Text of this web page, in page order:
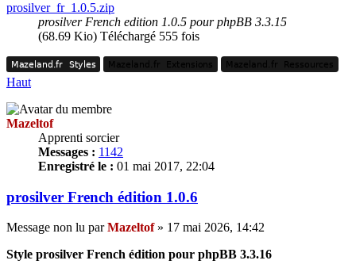
prosilver_fr_1.0.5.zip
prosilver French edition 1.0.5 pour phpBB 3.3.15
(68.69 Kio) Téléchargé 555 fois
Mazeland.fr
Mazeland.fr Styles
Styles Mazeland.fr
Mazeland.fr Extensions
Extensions Mazeland.fr
Mazeland.fr Ressources
Ressources
Haut
Mazeltof
Apprenti sorcier
Messages : 1142
Enregistré le : 01 mai 2017, 22:04
prosilver French édition 1.0.6
Message non lu parMazeltof» 17 mai 2026, 14:42
Style prosilver French édition pour phpBB 3.3.16